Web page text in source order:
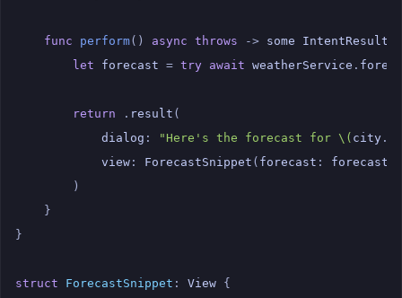
func perform() async throws -> some IntentResult
let
forecast = try await weatherService .
return . result (
dialog : "Here's the forecast for \( city .
view : ForecastSnippet ( forecast : forecast
)
}
}
struct ForecastSnippet : View {